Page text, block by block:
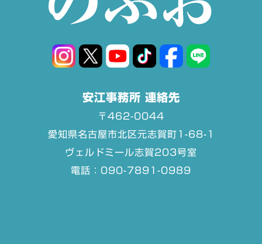
安江事務所 連絡先
〒462-0044
愛知県名古屋市北区元志賀町1-68-1
ヴェルドミール志賀203号室
電話：090-7891-0989